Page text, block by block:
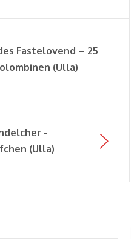
Fastelovend – 25
(Ulla)
-
(Ulla)